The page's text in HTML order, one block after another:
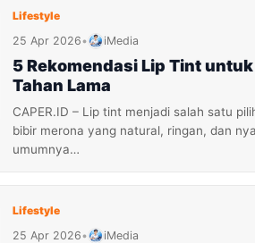
Lifestyle
25 Apr 2026• iMedia
5 Rekomendasi Lip Tint
Tahan Lama
CAPER.ID – Lip tint menjadi salah satu
bibir merona yang natural, ringan, dan
umumnya…
Lifestyle
25 Apr 2026• iMedia